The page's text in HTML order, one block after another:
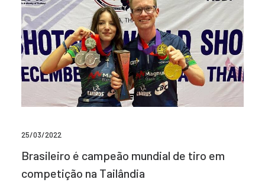
25/03/2022
Brasileiro é campeão mundial de tiro em
competição na Tailândia